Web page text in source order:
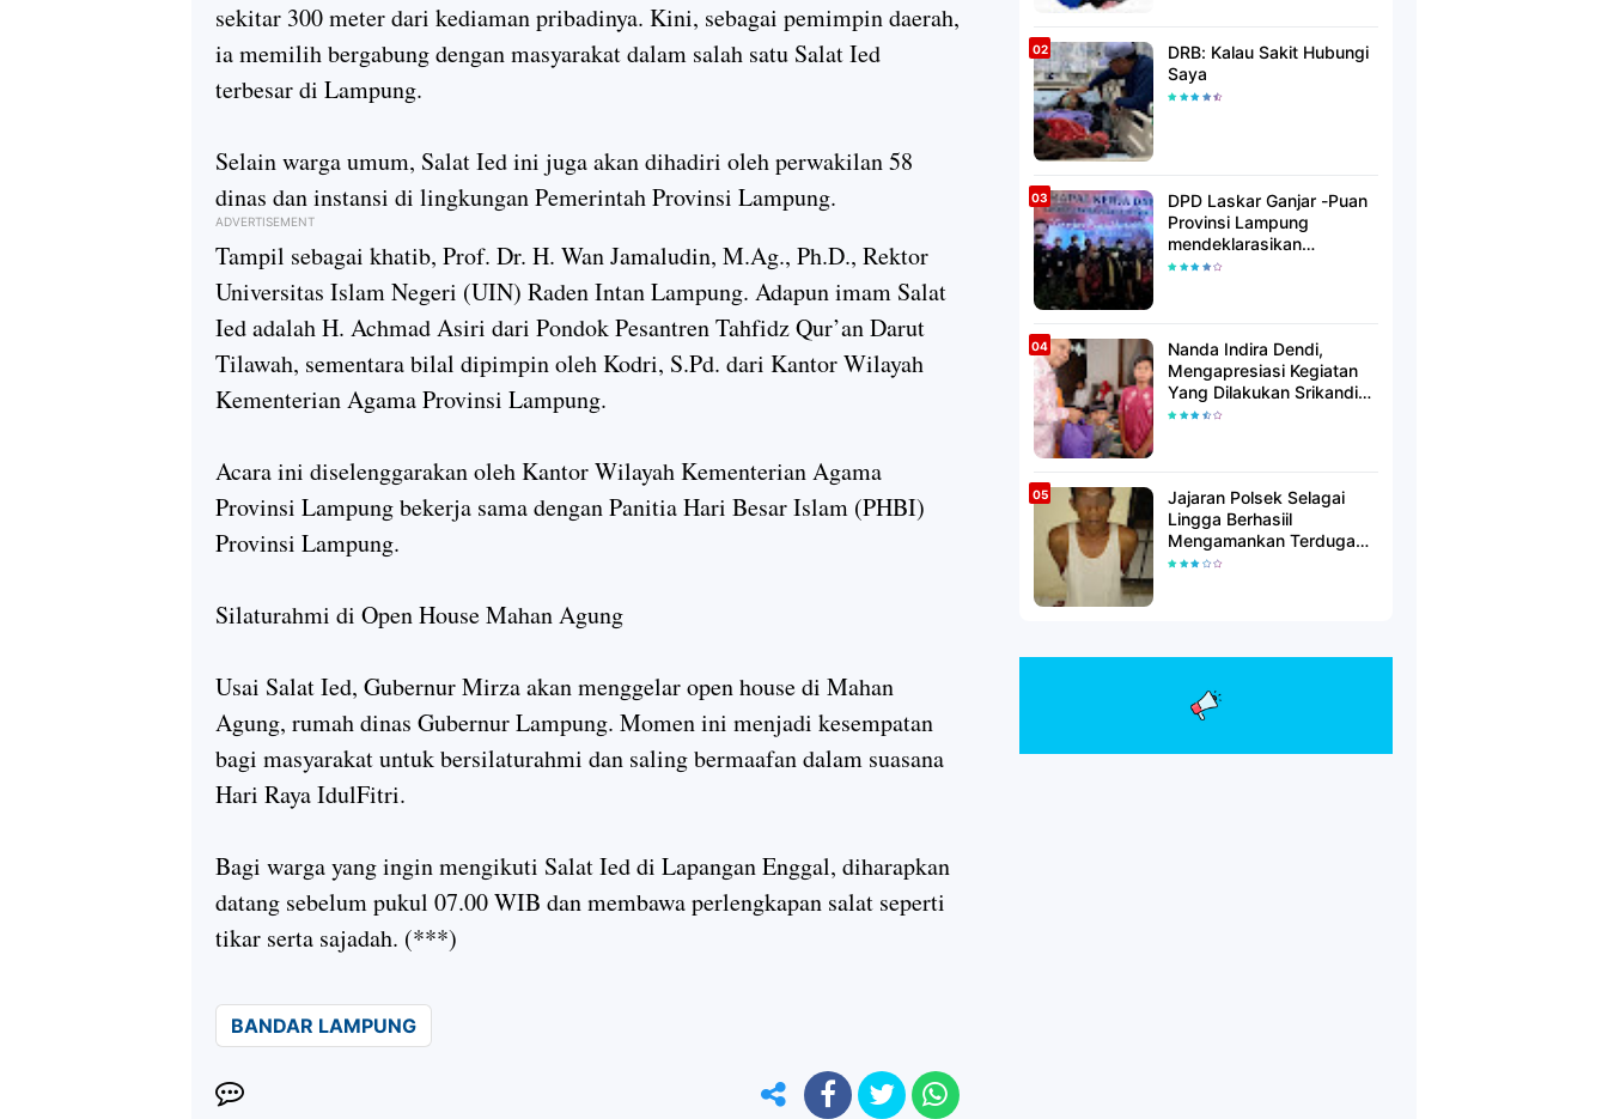
sekitar 300 meter dari kediaman pribadinya. Kini, sebagai pemimpin daerah,
ia memilih bergabung dengan masyarakat dalam salah satu Salat Ied
terbesar di Lampung.
Selain warga umum, Salat Ied ini juga akan dihadiri oleh perwakilan 58
dinas dan instansi di lingkungan Pemerintah Provinsi Lampung.
ADVERTISEMENT
Tampil sebagai khatib, Prof. Dr. H. Wan Jamaludin, M.Ag., Ph.D., Rektor
Universitas Islam Negeri (UIN) Raden Intan Lampung. Adapun imam Salat
Ied adalah H. Achmad Asiri dari Pondok Pesantren Tahfidz Qur’an Darut
Tilawah, sementara bilal dipimpin oleh Kodri, S.Pd. dari Kantor Wilayah
Kementerian Agama Provinsi Lampung.
Acara ini diselenggarakan oleh Kantor Wilayah Kementerian Agama
Provinsi Lampung bekerja sama dengan Panitia Hari Besar Islam (PHBI)
Provinsi Lampung.
Silaturahmi di Open House Mahan Agung
Usai Salat Ied, Gubernur Mirza akan menggelar open house di Mahan
Agung, rumah dinas Gubernur Lampung. Momen ini menjadi kesempatan
bagi masyarakat untuk bersilaturahmi dan saling bermaafan dalam suasana
Hari Raya IdulFitri.
Bagi warga yang ingin mengikuti Salat Ied di Lapangan Enggal, diharapkan
datang sebelum pukul 07.00 WIB dan membawa perlengkapan salat seperti
tikar serta sajadah. (***)
BANDAR LAMPUNG
DRB: Kalau Sakit Hubungi
Saya
DPD Laskar Ganjar -Puan
Provinsi Lampung
mendeklarasikan
Mendukung Ganjar-Puan
Nanda Indira Dendi,
Mengapresiasi Kegiatan
Yang Dilakukan Srikandi
Dermawan
Jajaran Polsek Selagai
Lingga Berhasiil
Mengamankan Terduga
Pelaku Pencabulan Anak